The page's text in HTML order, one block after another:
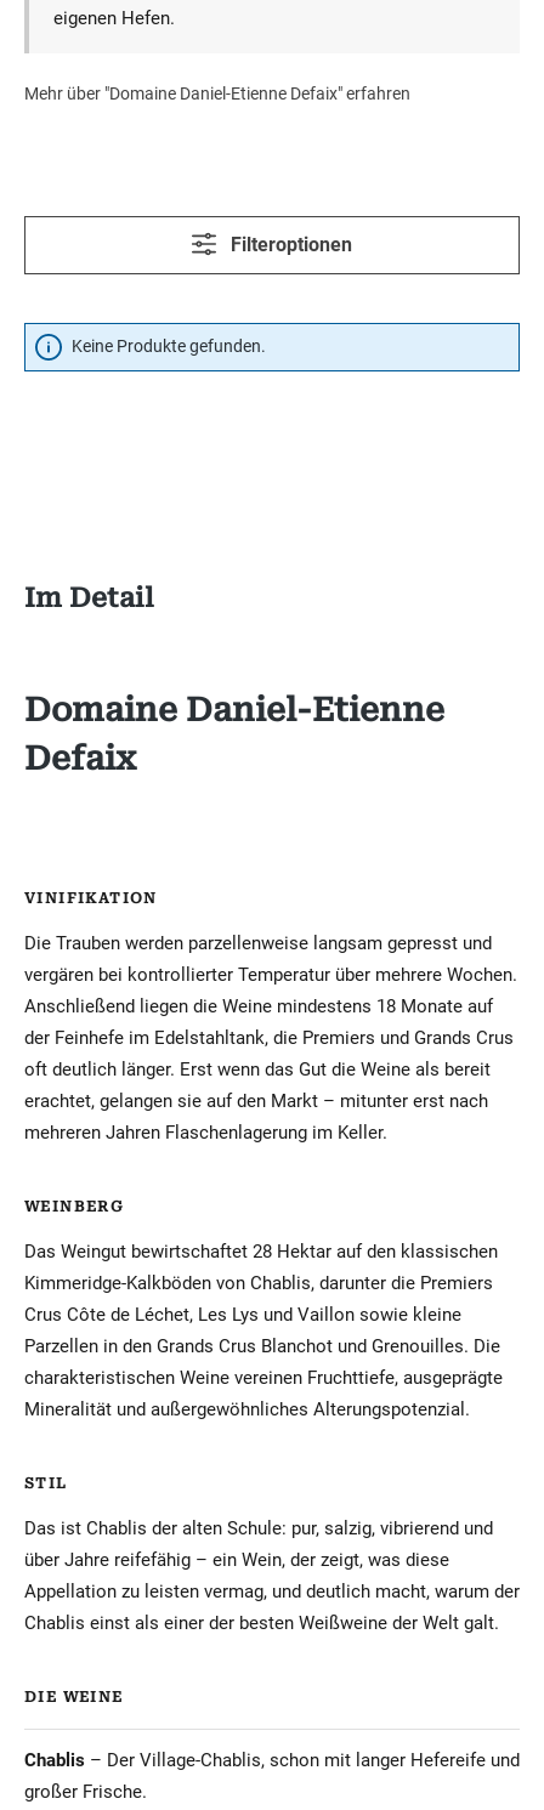
eigenen Hefen.
Mehr über "Domaine Daniel-Etienne Defaix" erfahren
Filteroptionen
Keine Produkte gefunden.
Im Detail
Domaine Daniel-Etienne
Defaix
VINIFIKATION
Die Trauben werden parzellenweise langsam gepresst und
vergären bei kontrollierter Temperatur über mehrere Wochen.
Anschließend liegen die Weine mindestens 18 Monate auf
der Feinhefe im Edelstahltank, die Premiers und Grands Crus
oft deutlich länger. Erst wenn das Gut die Weine als bereit
erachtet, gelangen sie auf den Markt – mitunter erst nach
mehreren Jahren Flaschenlagerung im Keller.
WEINBERG
Das Weingut bewirtschaftet 28 Hektar auf den klassischen
Kimmeridge-Kalkböden von Chablis, darunter die Premiers
Crus Côte de Léchet, Les Lys und Vaillon sowie kleine
Parzellen in den Grands Crus Blanchot und Grenouilles. Die
charakteristischen Weine vereinen Fruchttiefe, ausgeprägte
Mineralität und außergewöhnliches Alterungspotenzial.
STIL
Das ist Chablis der alten Schule: pur, salzig, vibrierend und
über Jahre reifefähig – ein Wein, der zeigt, was diese
Appellation zu leisten vermag, und deutlich macht, warum der
Chablis einst als einer der besten Weißweine der Welt galt.
DIE WEINE
Chablis – Der Village-Chablis, schon mit langer Hefereife und
großer Frische.